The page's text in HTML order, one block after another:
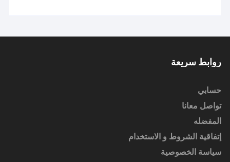
روابط سريعة
حسابي
تواصل معانا
المفضله
إتفاقية الشروط و الاستخدام
سياسة الخصوصية